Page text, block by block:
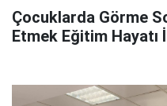
Çocuklarda Görme
Etmek Eğitim Hayatı